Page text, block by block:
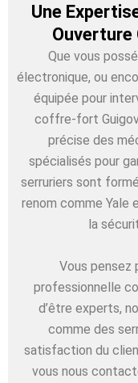
Une
Que vous
électronique, ou
équipée pour
coffre-fort
précise des
spécialisés pour
serruriers sont
renom comme
la
Vous pensez
professionnelle
d’être experts,
comme des
satisfaction du
vous nous